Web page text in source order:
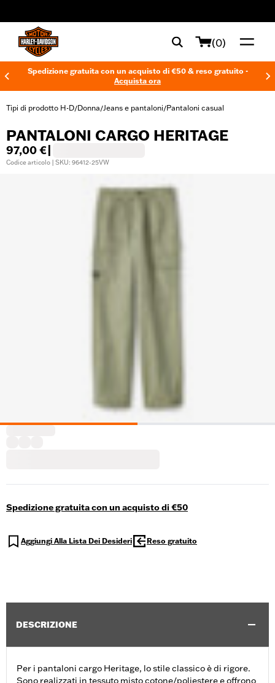
(0)
Spedizione gratuita con un acquisto di €50 & reso gratuito -
Acquista ora
Tipi di prodotto H-D/Donna/Jeans e pantaloni/Pantaloni casual
PANTALONI CARGO HERITAGE
97,00 €
Codice articolo | SKU: 96412-25VW
Spedizione gratuita con un acquisto di €50
Aggiungi Alla Lista Dei Desideri Reso gratuito
DESCRIZIONE
Per i pantaloni cargo Heritage, lo stile classico è di rigore.
Sono realizzati in tessuto misto cotone/poliestere e offrono